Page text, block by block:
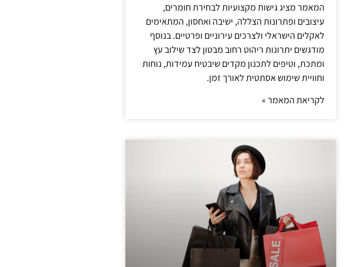
המאמר מציג גישות מקצועיות לבחירת חומרים,
עיצובים ופתרונות הצללה, ישיבה ואחסון, המתאימים
לאקלים הישראלי ולצרכים עירוניים ופרטיים. בנוסף
מודגשים יתרונות ריהוט רחוב מבטון לצד שילוב עץ
ומתכת, וטיפים לתכנון מקדים שיבטיח עמידות, נוחות
וחוויית שימוש אסתטית לאורך זמן.
לקריאת המאמר »